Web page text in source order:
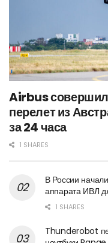
Airbus
перелет из
за 24 часа
1 SHARES
В России
аппарата ИВЛ
1 SHARES
Thunderobot